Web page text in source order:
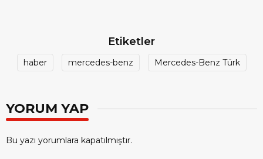
Etiketler
haber mercedes-benz Mercedes-Benz Türk
YORUM YAP
Bu yazı yorumlara kapatılmıştır.